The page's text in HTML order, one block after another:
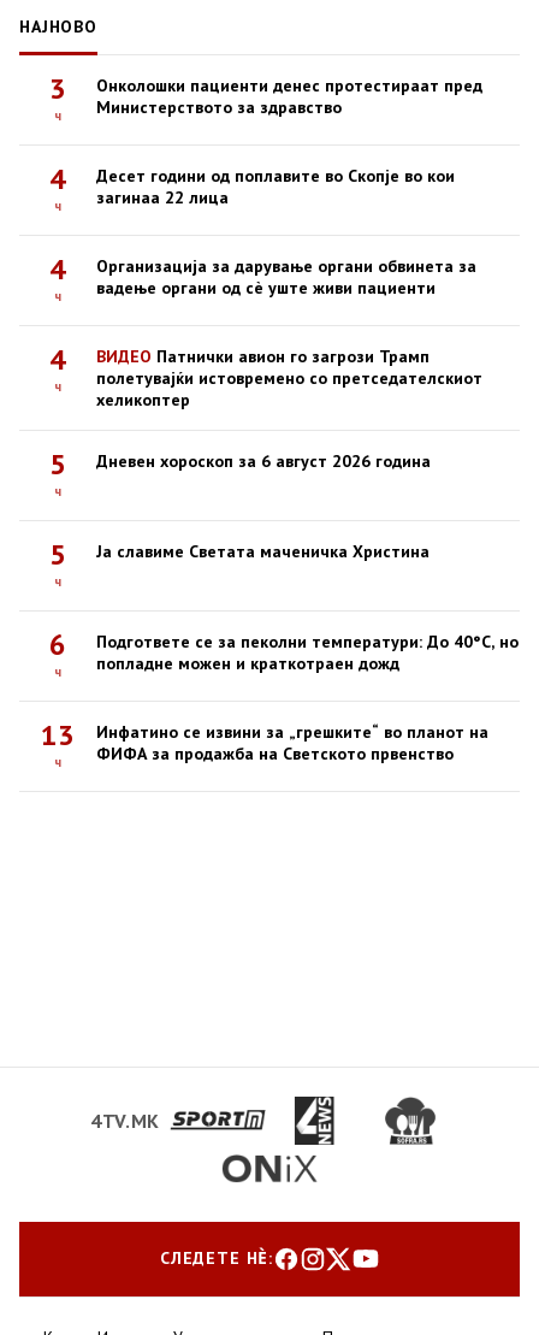
НАЈНОВО
3
ч
Онколошки пациенти денес протестираат пред
Министерството за здравство
4
ч
Десет години од поплавите во Скопје во кои
загинаа 22 лица
4
ч
Организација за дарување органи обвинета за
вадење органи од сè уште живи пациенти
4
ч
ВИДЕО Патнички авион го загрози Трамп
полетувајќи истовремено со претседателскиот
хеликоптер
5
ч
Дневен хороскоп за 6 август 2026 година
5
ч
Ја славиме Светата маченичка Христина
6
ч
Подгответе се за пеколни температури: До 40°C, но
попладне можен и краткотраен дожд
13
ч
Инфатино се извини за „грешките“ во планот на
ФИФА за продажба на Светското првенство
4TV.MK
СЛЕДЕТЕ НЀ: